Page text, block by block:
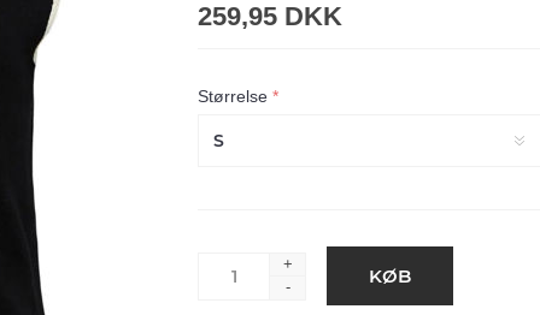
259,95 DKK
Størrelse *
+
-